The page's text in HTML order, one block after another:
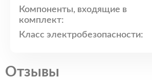
Компоненты, входящие в
комплект:
Класс электробезопасности:
Отзывы